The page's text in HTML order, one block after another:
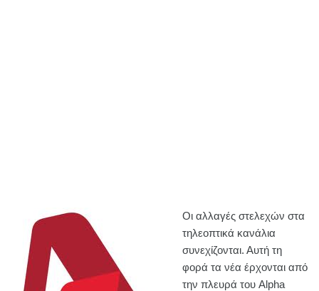
Οι αλλαγές στελεχών στα
τηλεοπτικά κανάλια
συνεχίζονται. Αυτή τη
φορά τα νέα έρχονται από
την πλευρά του Alpha